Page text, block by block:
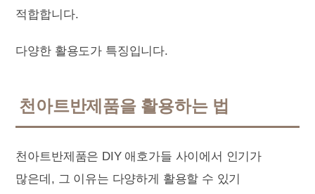
적합합니다.
다양한 활용도가 특징입니다.
천아트반제품을 활용하는 법
천아트반제품은 DIY 애호가들 사이에서 인기가
많은데, 그 이유는 다양하게 활용할 수 있기